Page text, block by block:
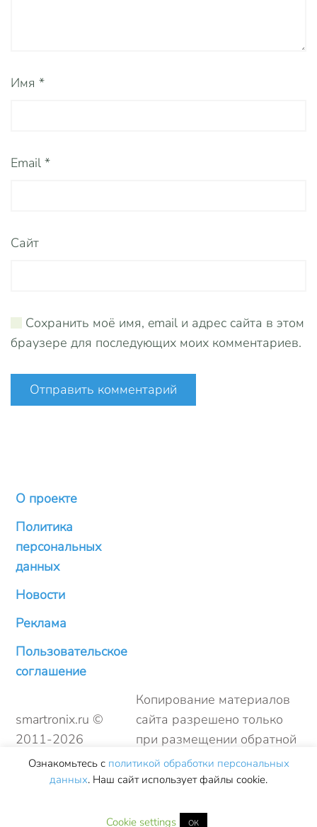
Имя *
Email *
Сайт
Сохранить моё имя, email и адрес сайта в этом
браузере для последующих моих комментариев.
Отправить комментарий
О проекте
Политика
персональных
данных
Новости
Реклама
Пользовательское
соглашение
smartronix.ru ©
2011-2026
Копирование материалов
сайта разрешено только
при размещении обратной
ссылки
Ознакомьтесь с политикой обработки персональных
данных. Наш сайт использует файлы cookie.
Cookie settings ОК